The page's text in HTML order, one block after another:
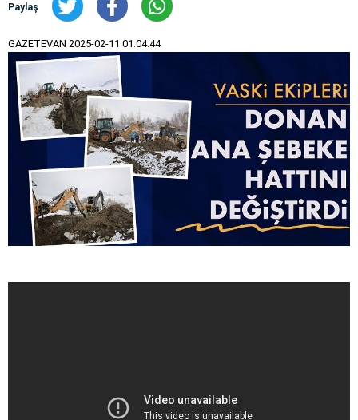
Paylaş
GAZETEVAN 2025-02-11 01:04:44